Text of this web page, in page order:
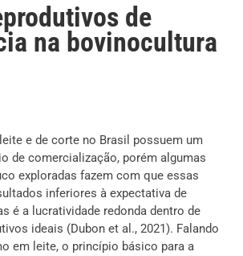
de
na bovinocultura
e de corte no Brasil possuem um
de comercialização, porém algumas
exploradas fazem com que essas
inferiores à expectativa de
é a lucratividade redonda dentro de
ideais (Dubon et al., 2021). Falando
em leite, o princípio básico para a